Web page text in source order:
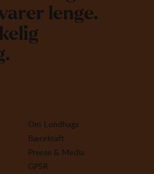
arer enge.
ke ig
.
Om Lundhags
Bærekraft
Presse & Media
GPSR